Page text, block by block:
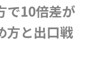
で10倍差が
方と出口戦